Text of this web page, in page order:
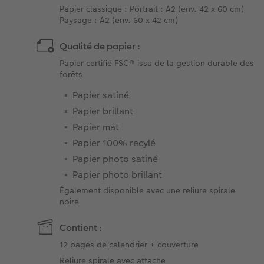
Papier classique : Portrait : A2 (env. 42 x 60 cm)
Paysage : A2 (env. 60 x 42 cm)
Qualité de papier :
Papier certifié FSC® issu de la gestion durable des
forêts
Papier satiné
Papier brillant
Papier mat
Papier 100% recylé
Papier photo satiné
Papier photo brillant
Également disponible avec une reliure spirale
noire
Contient :
12 pages de calendrier + couverture
Reliure spirale avec attache